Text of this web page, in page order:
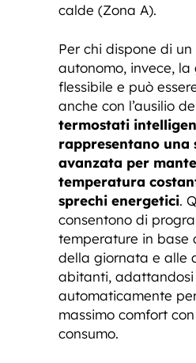
calde (Zona A).
Per chi dispone di
autonomo, invece, la
flessibile e può
anche con l’ausilio
termostati
rappresentano una
avanzata per
temperatura
sprechi energetici.
consentono di
temperature in base
della giornata e alle
abitanti, adattandosi
automaticamente
massimo comfort
consumo.